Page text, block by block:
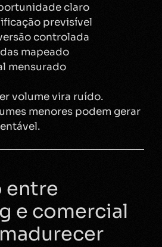
claro
previsível
controlada
mapeado
mensurado
volume vira ruído.
menores podem gerar
entre
e comercial